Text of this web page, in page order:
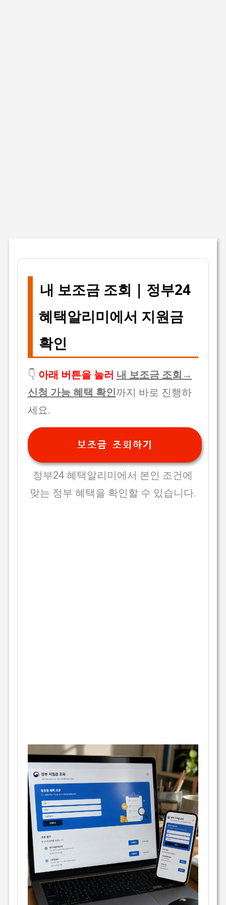
내 보조금 조회 | 정부24
혜택알리미에서 지원금
확인
👇 아래 버튼을 눌러 내 보조금 조회→
신청 가능 혜택 확인까지 바로 진행하
세요.
보조금 조회하기
정부24 혜택알리미에서 본인 조건에
맞는 정부 혜택을 확인할 수 있습니다.